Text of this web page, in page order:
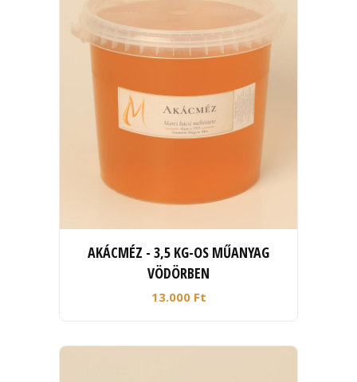
AKÁCMÉZ - 3,5 KG-OS MŰANYAG
VÖDÖRBEN
13.000 Ft